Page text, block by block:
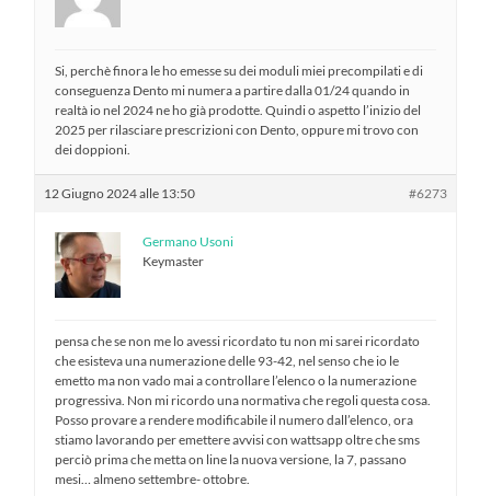
Si, perchè finora le ho emesse su dei moduli miei precompilati e di
conseguenza Dento mi numera a partire dalla 01/24 quando in
realtà io nel 2024 ne ho già prodotte. Quindi o aspetto l’inizio del
2025 per rilasciare prescrizioni con Dento, oppure mi trovo con
dei doppioni.
12 Giugno 2024 alle 13:50 #6273
Germano Usoni
Keymaster
pensa che se non me lo avessi ricordato tu non mi sarei ricordato
che esisteva una numerazione delle 93-42, nel senso che io le
emetto ma non vado mai a controllare l’elenco o la numerazione
progressiva. Non mi ricordo una normativa che regoli questa cosa.
Posso provare a rendere modificabile il numero dall’elenco, ora
stiamo lavorando per emettere avvisi con wattsapp oltre che sms
perciò prima che metta on line la nuova versione, la 7, passano
mesi… almeno settembre- ottobre.